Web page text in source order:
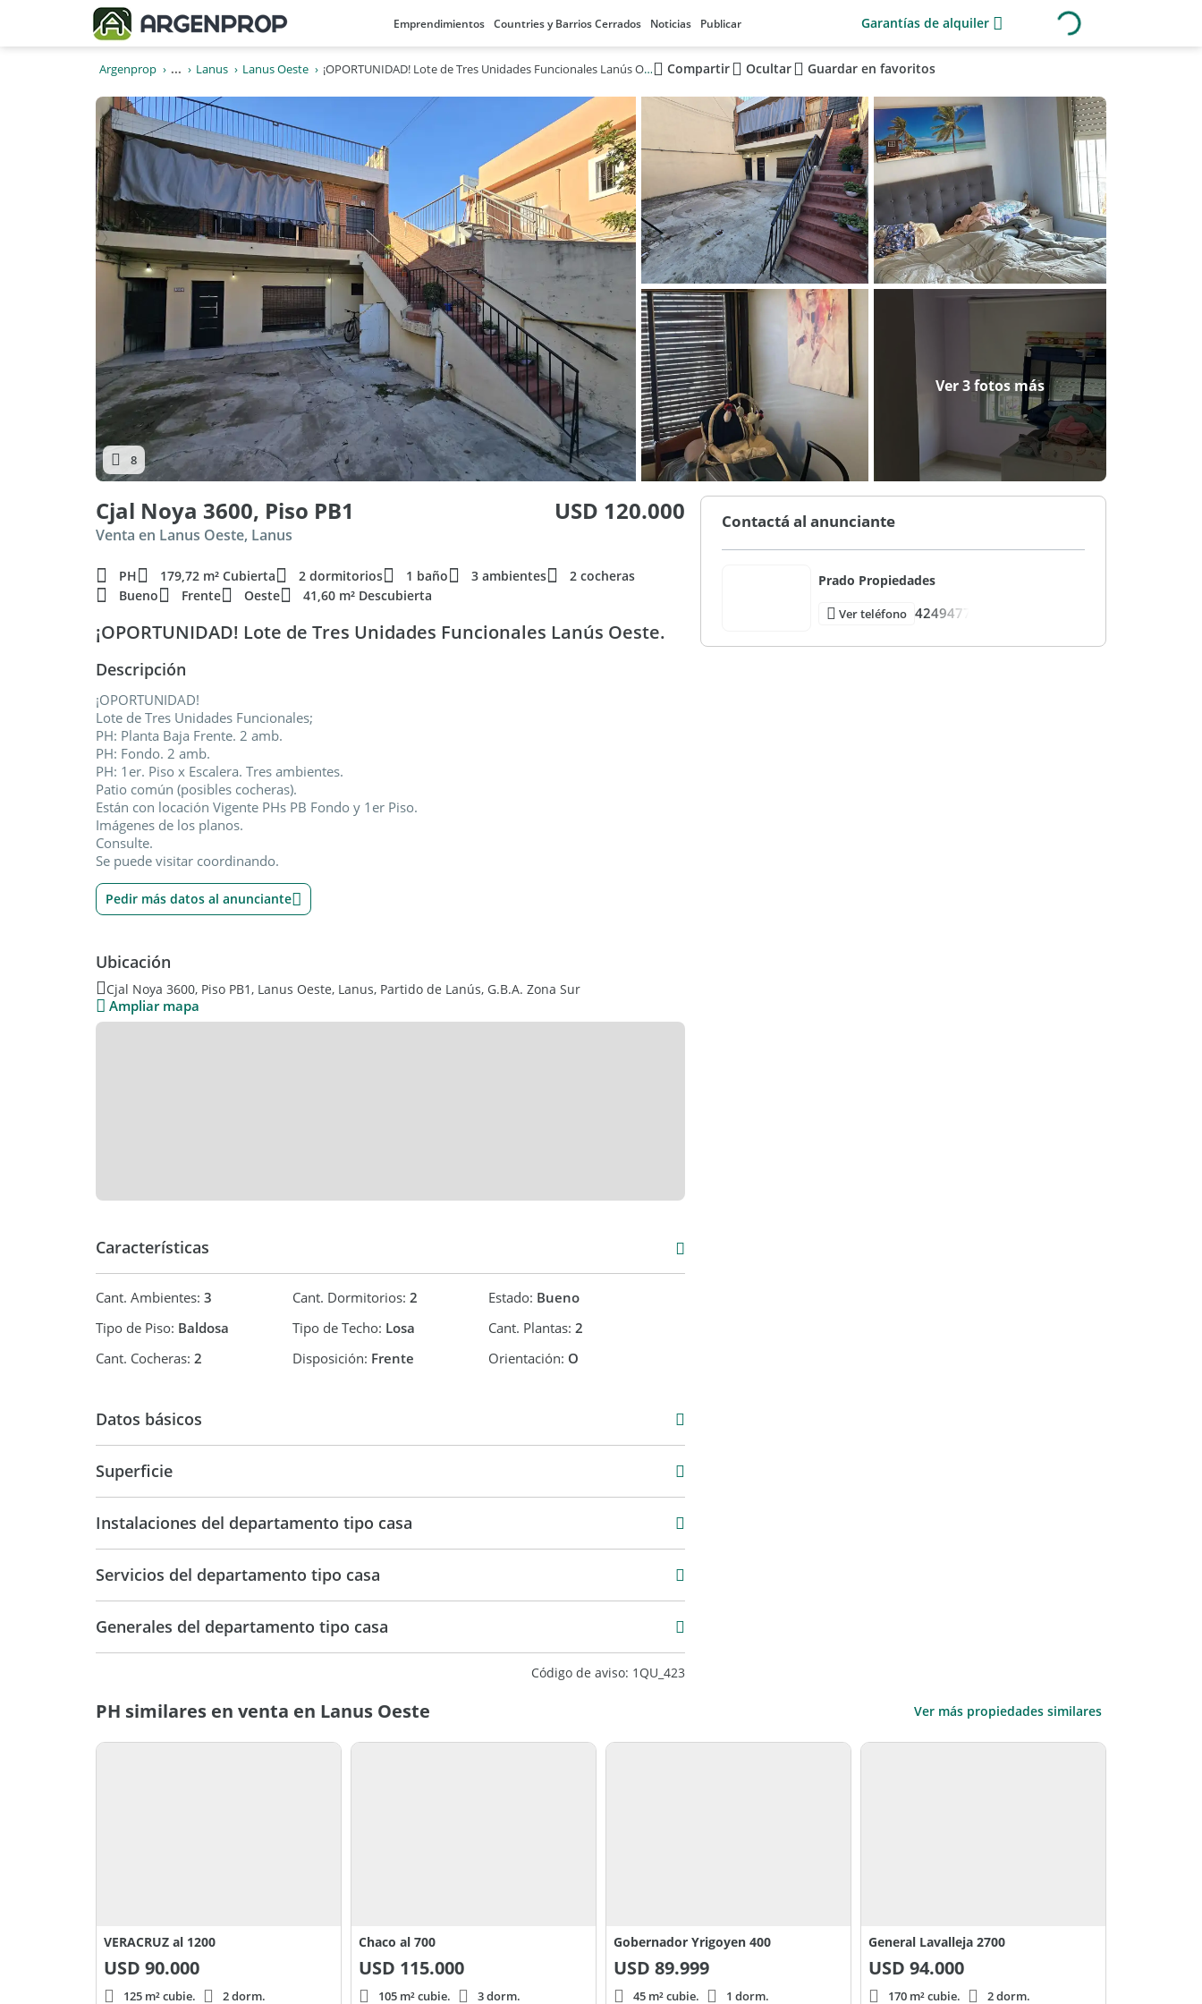
Emprendimientos Countries y Barrios Cerrados Noticias Publicar Garantías de alquiler
Argenprop ... Lanus Lanus Oeste ¡OPORTUNIDAD! Lote de Tres Unidades Funcionales Lanús Oeste. Compartir Ocultar Guardar en favoritos
Ver 3 fotos más
8
Cjal Noya 3600, Piso PB1 USD 120.000
Venta en Lanus Oeste, Lanus
PH 179,72 m² Cubierta 2 dormitorios 1 baño 3 ambientes
2 cocheras
Bueno
Frente Oeste 41,60 m² Descubierta
¡OPORTUNIDAD! Lote de Tres Unidades Funcionales Lanús Oeste.
Descripción
¡OPORTUNIDAD!
Lote de Tres Unidades Funcionales;
PH: Planta Baja Frente. 2 amb.
PH: Fondo. 2 amb.
PH: 1er. Piso x Escalera. Tres ambientes.
Patio común (posibles cocheras).
Están con locación Vigente PHs PB Fondo y 1er Piso.
Imágenes de los planos.
Consulte.
Se puede visitar coordinando.
Pedir más datos al anunciante
Ubicación
Cjal Noya 3600, Piso PB1, Lanus Oeste, Lanus, Partido de Lanús, G.B.A. Zona Sur
Ampliar mapa
Características
Cant. Ambientes: 3 Cant. Dormitorios: 2 Estado: Bueno
Tipo de Piso: Baldosa Tipo de Techo: Losa Cant. Plantas:2
Cant. Cocheras: 2 Disposición: Frente Orientación: O
Datos básicos
Superficie
Instalaciones del departamento tipo casa
Servicios del departamento tipo casa
Generales del departamento tipo casa
Código de aviso: 1QU_423
Contactá al anunciante
Prado Propiedades
Ver teléfono 4249477
PH similares en venta en Lanus Oeste Ver más propiedades similares
VERACRUZ al 1200
USD 90.000
125 m² cubie. 2 dorm.
Chaco al 700
USD 115.000
105 m² cubie. 3 dorm.
Gobernador Yrigoyen 400
USD 89.999
45 m² cubie. 1 dorm.
General Lavalleja 2700
USD 94.000
170 m² cubie. 2 dorm.